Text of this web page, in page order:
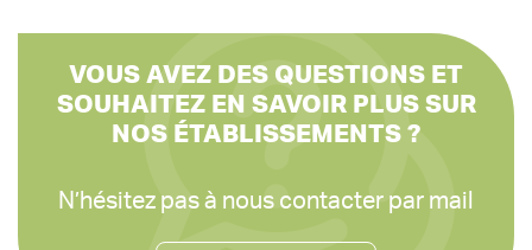
rôle crucial dans le maintien et l’amélioration de la santé
physique et mentale des résidents. Ces thérapies non-
médicamenteuses constituent une alternative pour
développer une meilleure qualité de vie, elles sont
indiquées pour aider les personnes atteintes de
VOUS AVEZ DES QUESTIONS ET
SOUHAITEZ EN SAVOIR PLUS SUR
NOS ÉTABLISSEMENTS ?
N’hésitez pas à nous contacter par mail